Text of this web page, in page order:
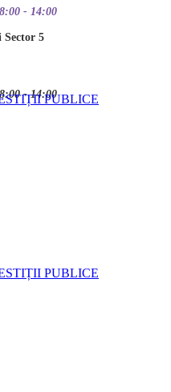
- 14:00
5
- 14:00PUBLICE
PUBLICE